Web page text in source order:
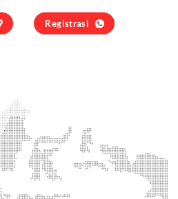
Registrasi